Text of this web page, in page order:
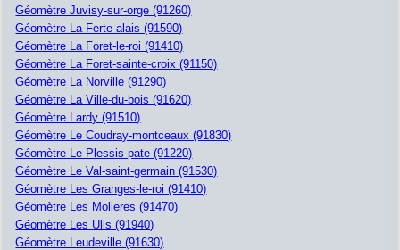
Géomètre Juvisy-sur-orge (91260)
Géomètre La Ferte-alais (91590)
Géomètre La Foret-le-roi (91410)
Géomètre La Foret-sainte-croix (91150)
Géomètre La Norville (91290)
Géomètre La Ville-du-bois (91620)
Géomètre Lardy (91510)
Géomètre Le Coudray-montceaux (91830)
Géomètre Le Plessis-pate (91220)
Géomètre Le Val-saint-germain (91530)
Géomètre Les Granges-le-roi (91410)
Géomètre Les Molieres (91470)
Géomètre Les Ulis (91940)
Géomètre Leudeville (91630)